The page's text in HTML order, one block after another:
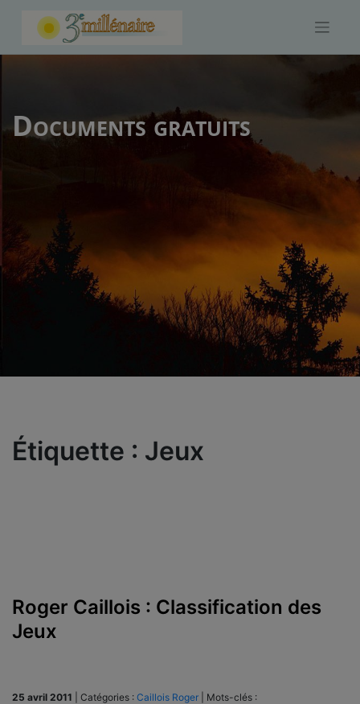
Documents gratuits
Étiquette : Jeux
Roger Caillois : Classification des
Jeux
25 avril 2011 Catégories : Caillois Roger
Mots-clés :